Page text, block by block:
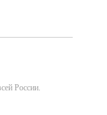
России.